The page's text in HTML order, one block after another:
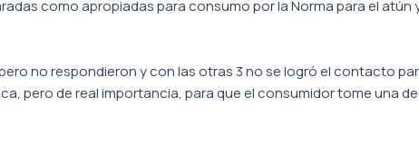
como apropiadas para consumo por la Norma para el atún
no respondieron y con las otras 3 no se logró el contacto
pero de real importancia, para que el consumidor tome una